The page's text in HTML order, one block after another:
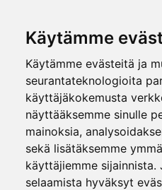
Käytämme
Käytämme evästeitä ja
seurantateknologioita
käyttäjäkokemusta
näyttääksemme sinulle
mainoksia,
sekä lisätäksemme
käyttäjiemme
selaamista hyväksyt